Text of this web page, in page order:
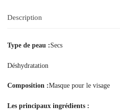
1
Description
Type de peau :Secs
Déshydratation
Composition :Masque pour le visage
Les principaux ingrédients :